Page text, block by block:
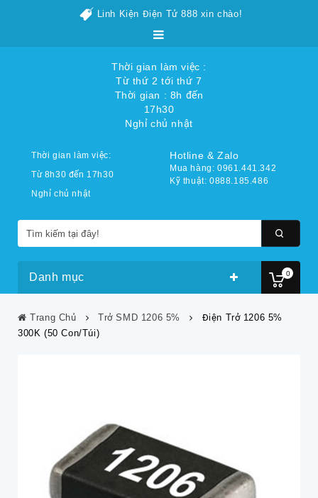
Linh Kiện Điện Tử 888 xin chào!
Thời gian làm việc :
Từ thứ 2 tới thứ 7
Thời gian : 8h đến
17h30
Nghỉ chủ nhật
0
Thời gian làm việc:
Từ 8h30 đến 17h30
Nghỉ chủ nhật
Hotline & Zalo
Mua hàng: 0961.441.342
Kỹ thuật: 0888.185.486
Danh mục
Trang Chủ Trở SMD 1206 5%
Điện Trở 1206 5%
300K (50 Con/túi)